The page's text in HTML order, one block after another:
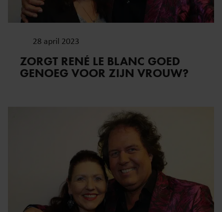
28 april 2023
ZORGT RENÉ LE BLANC GOED
GENOEG VOOR ZIJN VROUW?